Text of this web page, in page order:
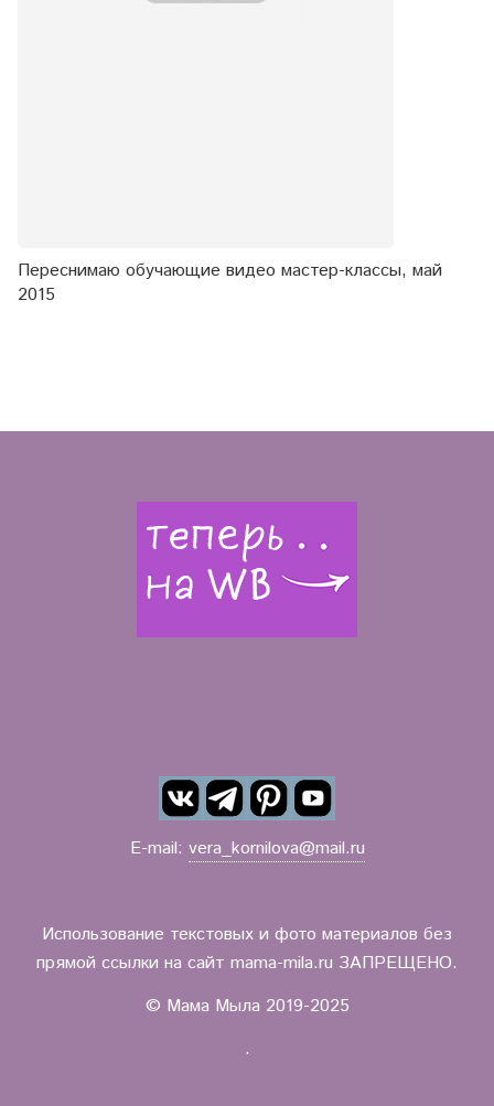
Переснимаю обучающие видео мастер-классы, май
2015
E-mail: vera_kornilova@mail.ru
Использование текстовых и фото материалов без
прямой ссылки на сайт mama-mila.ru ЗАПРЕЩЕНО.
© Мама Мыла 2019-2025
.